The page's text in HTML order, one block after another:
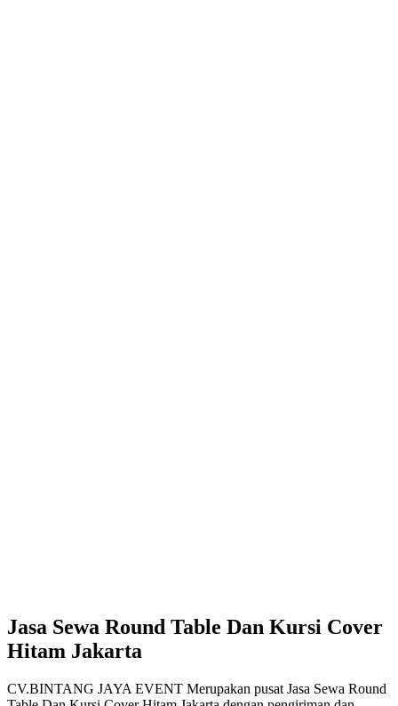
Jasa Sewa Round Table Dan Kursi Cover
Hitam Jakarta
CV.BINTANG JAYA EVENT Merupakan pusat Jasa Sewa Round